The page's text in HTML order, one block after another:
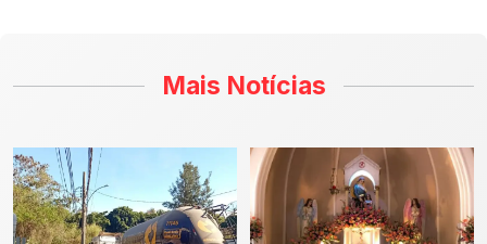
Mais Notícias